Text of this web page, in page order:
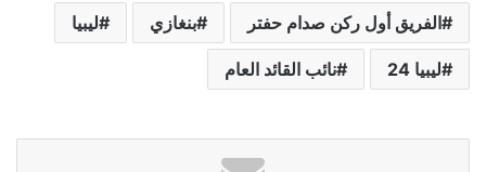
الفريق أول ركن صدام حفتر بنغازي ليبيا
ليبيا 24 نائب القائد العام